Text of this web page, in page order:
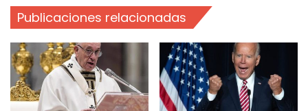
Publicaciones relacionadas